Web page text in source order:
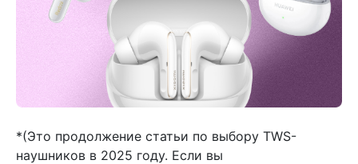
*(Это продолжение статьи по выбору TWS-
наушников в 2025 году. Если вы